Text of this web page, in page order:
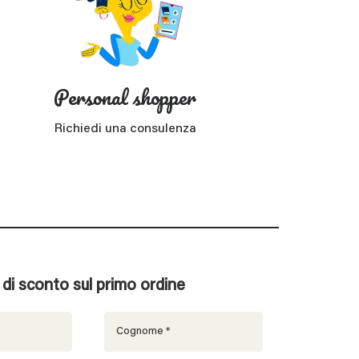
Personal shopper
Richiedi una consulenza
di sconto sul primo ordine